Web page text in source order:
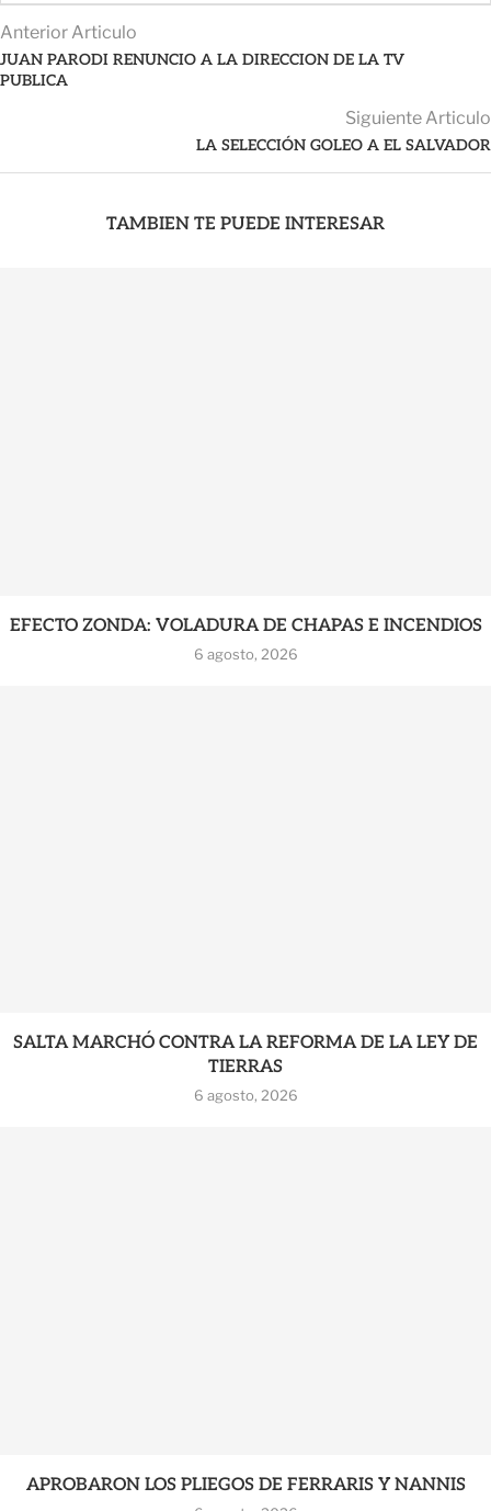
Anterior Articulo
JUAN PARODI RENUNCIO A LA DIRECCION DE LA TV
PUBLICA
Siguiente Articulo
LA SELECCIÓN GOLEO A EL SALVADOR
TAMBIEN TE PUEDE INTERESAR
EFECTO ZONDA: VOLADURA DE CHAPAS E INCENDIOS
6 agosto, 2026
SALTA MARCHÓ CONTRA LA REFORMA DE LA LEY DE
TIERRAS
6 agosto, 2026
APROBARON LOS PLIEGOS DE FERRARIS Y NANNIS